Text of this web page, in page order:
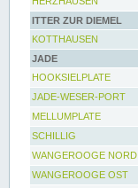
ITTER ZUR DIEMEL
KOTTHAUSEN
JADE
HOOKSIELPLATE
JADE-WESER-PORT
MELLUMPLATE
SCHILLIG
WANGEROOGE NORD
WANGEROOGE OST